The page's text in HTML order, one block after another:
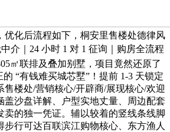
优化后流程如下，桐安里售楼处德律风
介｜24 小时 1 对 1 征询｜购房全流程
㎡联排及叠加别墅，项目竟然还原了
“有钱难买城芯墅”！提前 1-3 天锁定
售楼处/营销核心/开辟商/展现核心/欢迎
盖沙盘详解、户型实地丈量、周边配套
卖的独一凭证。辅以较着的竖线条线脚
步行可达百联滨江购物核心、东方渔人